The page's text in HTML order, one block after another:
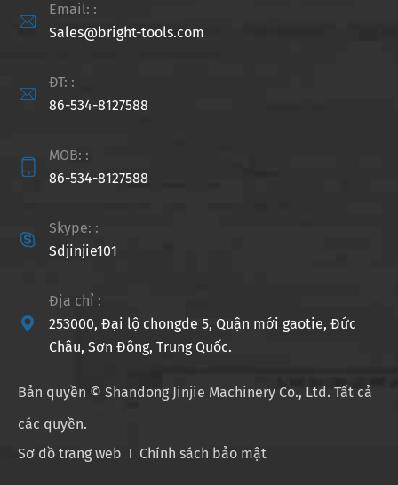

Email: :
Sales@bright-tools.com

ĐT: :
86-534-8127588

MOB: :
86-534-8127588

Skype: :
Sdjinjie101

Địa chỉ :
253000, Đại lộ chongde 5, Quận mới gaotie, Đức
Châu, Sơn Đông, Trung Quốc.
Bản quyền © Shandong Jinjie Machinery Co., Ltd. Tất cả
các quyền.
Sơ đồ trang web
Chính sách bảo mật